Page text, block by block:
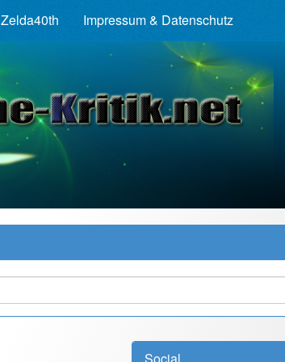
Zelda40th Impressum & Datenschutz